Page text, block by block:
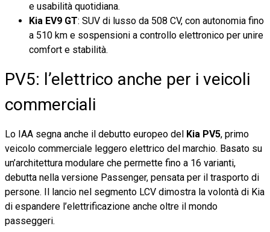
e usabilità quotidiana.
Kia EV9 GT: SUV di lusso da 508 CV, con autonomia fino
a 510 km e sospensioni a controllo elettronico per unire
comfort e stabilità.
PV5: l’elettrico anche per i veicoli
commerciali
Lo IAA segna anche il debutto europeo del Kia PV5, primo
veicolo commerciale leggero elettrico del marchio. Basato su
un’architettura modulare che permette fino a 16 varianti,
debutta nella versione Passenger, pensata per il trasporto di
persone. Il lancio nel segmento LCV dimostra la volontà di Kia
di espandere l’elettrificazione anche oltre il mondo
passeggeri.